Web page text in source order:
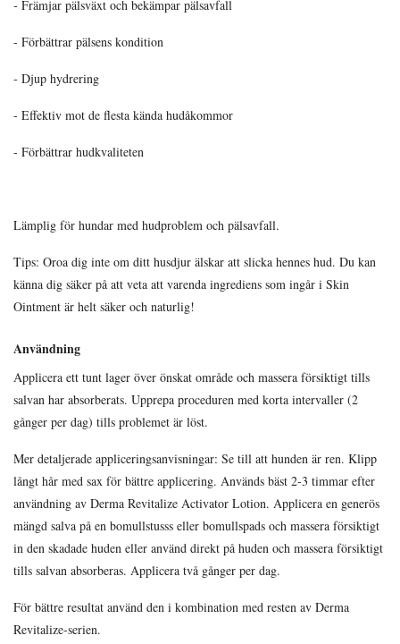
- Främjar pälsväxt och bekämpar pälsavfall
- Förbättrar pälsens kondition
- Djup hydrering
- Effektiv mot de flesta kända hudåkommor
- Förbättrar hudkvaliteten
Lämplig för hundar med hudproblem och pälsavfall.
Tips: Oroa dig inte om ditt husdjur älskar att slicka hennes hud. Du kan
känna dig säker på att veta att varenda ingrediens som ingår i Skin
Ointment är helt säker och naturlig!
Användning
Applicera ett tunt lager över önskat område och massera försiktigt tills
salvan har absorberats. Upprepa proceduren med korta intervaller (2
gånger per dag) tills problemet är löst.
Mer detaljerade appliceringsanvisningar: Se till att hunden är ren. Klipp
långt hår med sax för bättre applicering. Används bäst 2-3 timmar efter
användning av Derma Revitalize Activator Lotion. Applicera en generös
mängd salva på en bomullstusss eller bomullspads och massera försiktigt
in den skadade huden eller använd direkt på huden och massera försiktigt
tills salvan absorberas. Applicera två gånger per dag.
För bättre resultat använd den i kombination med resten av Derma
Revitalize-serien.